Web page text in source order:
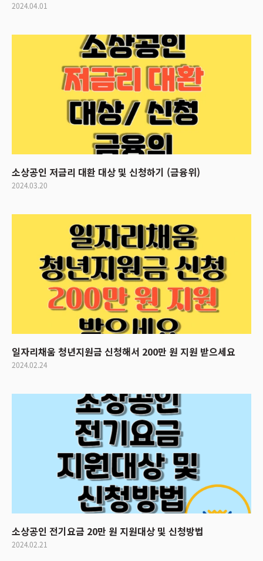
2024.04.01
소상공인 저금리 대환 대상 및 신청하기 (금융위)
2024.03.20
일자리채움 청년지원금 신청해서 200만 원 지원 받으세요
2024.02.24
소상공인 전기요금 20만 원 지원대상 및 신청방법
2024.02.21